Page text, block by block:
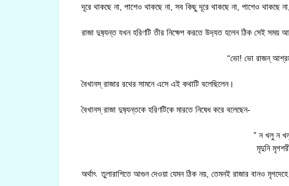
দূরে থাকছে না, পাশেও থাকছে না, সব কিছু দূরে থাকছে না, পাশেও থাকছে
রাজা দুষ‍্যন্ত যখন হরিণটি তীর নিক্ষেপ করতে উদ‍্যত হলেন ঠিক সেই সময়
“ভো! ভো রাজন্
বৈখানস্ রাজার রথের সামনে এসে এই কথাটি বলেছিলেন।
বৈখানস্ রাজা দুষ‍্যন্তকে হরিণটিকে মারতে নিষেধ করে বলেছেন-
” ন খলু ন খলু
মৃদুনি
অর্থাৎ তুলারাশিতে আগুন দেওয়া যেমন ঠিক নয়, তেমনই রাজার বানও